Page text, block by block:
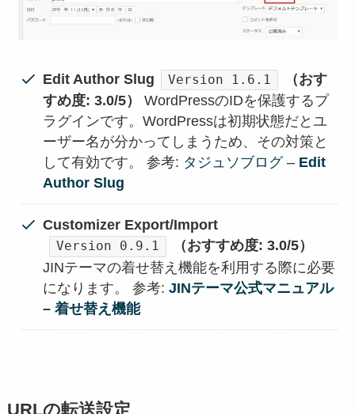
Edit Author Slug Version 1.6.1
（おす
すめ度: 3.0/5）
WordPressのIDを保護するプ
ラグインです。WordPressは初期状態だとユ
ーザー名が分かってしまうため、その対策と
して有効です。 参考: タジュソブログ – Edit
Author Slug
Customizer Export/Import
Version 0.9.1
（おすすめ度: 3.0/5）
JINテーマの着せ替え機能を利用する際に必要
になります。 参考: JINテーマ公式マニュアル
– 着せ替え機能
URLの転送設定